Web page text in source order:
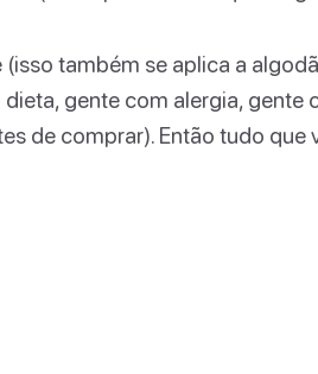
também se aplica a
gente com alergia, gente
de comprar). Então tudo que